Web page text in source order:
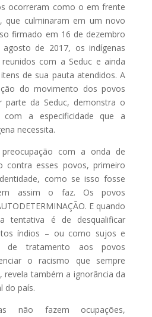
ocorreram como o em frente
que culminaram em um novo
firmado em 16 de dezembro
de 2017, os indígenas
com a Seduc e ainda
de sua pauta atendidos. A
do movimento dos povos
parte da Seduc, demonstra o
a especificidade que a
necessita.
com a onda de
contra esses povos, primeiro
como se isso fosse
assim o faz. Os povos
E quando
tentativa é de desqualificar
índios – ou como sujos e
de tratamento aos povos
o racismo que sempre
revela também a ignorância da
do país.
não fazem ocupações,